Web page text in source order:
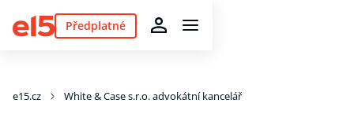
Předplatné
e15.cz White & Case s.r.o. advokátní kancelář